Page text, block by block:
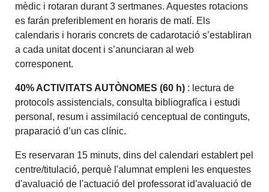
mèdic i rotaran durant 3 sertmanes. Aquestes rotacions
es farán preferiblement en horaris de matí. Els
calendaris i horaris concrets de cadarotació s’establiran
a cada unitat docent i s’anunciaran al web
corresponent.
40% ACTIVITATS AUTÒNOMES (60 h) : lectura de
protocols assistencials, consulta bibliografíca i estudi
personal, resum i assimilació cenceptual de continguts,
praparació d’un cas clínic.
Es reservaran 15 minuts, dins del calendari establert pel
centre/titulació, perquè l'alumnat empleni les enquestes
d'avaluació de l'actuació del professorat id'avaluació de